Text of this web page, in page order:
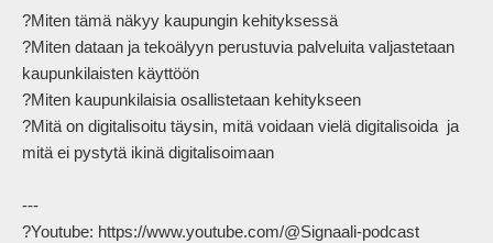
?Miten tämä näkyy kaupungin kehityksessä
?Miten dataan ja tekoälyyn perustuvia palveluita valjastetaan
kaupunkilaisten käyttöön
?Miten kaupunkilaisia osallistetaan kehitykseen
?Mitä on digitalisoitu täysin, mitä voidaan vielä digitalisoida  ja
mitä ei pystytä ikinä digitalisoimaan
---
?Youtube: https://www.youtube.com/@Signaali-podcast